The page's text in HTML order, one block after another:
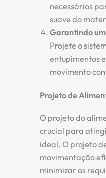
necessários
suave do
Garantindo
Projete o
entupimentos
movimento
Projeto de
O projeto do
crucial para
ideal. O projeto
movimentação
minimizar os